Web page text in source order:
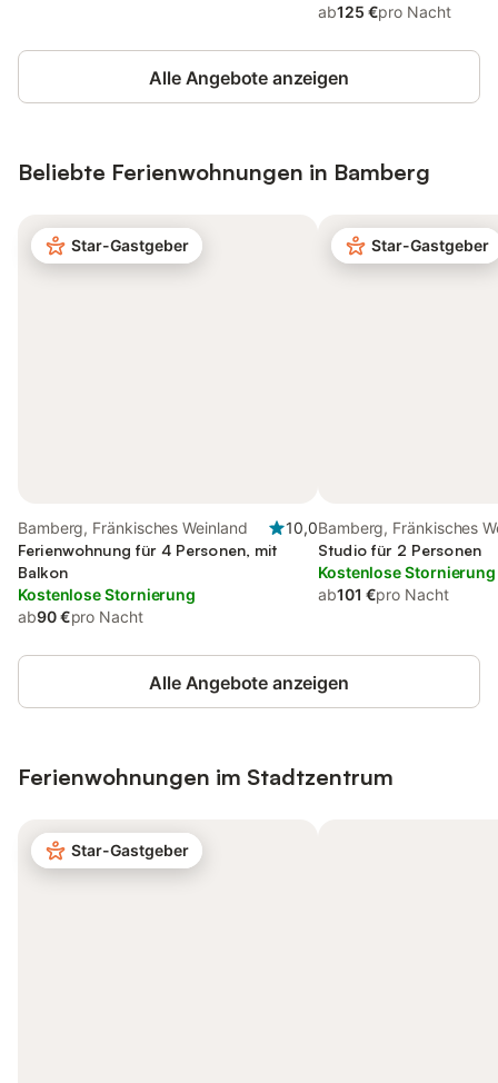
ab125 €pro Nacht
Alle Angebote anzeigen
Beliebte Ferienwohnungen in Bamberg
Star-Gastgeber
Bamberg, Fränkisches Weinland
10,0
Ferienwohnung für 4 Personen, mit
Balkon
Kostenlose Stornierung
ab90 €pro Nacht
Star-Gastgeber
Bamberg, Fränkisches
Studio für 2 Personen
Kostenlose Stornierung
ab101 €pro Nacht
Alle Angebote anzeigen
Ferienwohnungen im Stadtzentrum
Star-Gastgeber